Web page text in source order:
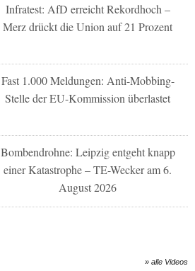
Infratest: AfD erreicht Rekordhoch –
Merz drückt die Union auf 21 Prozent
Fast 1.000 Meldungen: Anti-Mobbing-
Stelle der EU-Kommission überlastet
Bombendrohne: Leipzig entgeht knapp
einer Katastrophe – TE-Wecker am 6.
August 2026
» alle Videos